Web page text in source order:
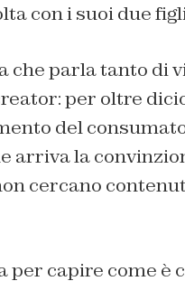
con i suoi due
che parla tanto di
per oltre
del
arriva la
cercano
per capire come è